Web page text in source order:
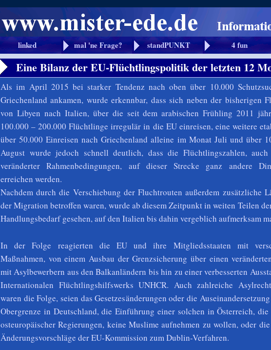
linked mal 'ne Frage? standPUNKT 4 fun
Eine Bilanz der EU-Flüchtlingspolitik der letzten 12
Als im April 2015 bei starker Tendenz nach oben über 10.000
Griechenland ankamen, wurde erkennbar, dass sich neben der bisherigen
von Libyen nach Italien, über die seit dem arabischen Frühling 2011
100.000 – 200.000 Flüchtlinge irregulär in die EU einreisen, eine weitere
über 50.000 Einreisen nach Griechenland alleine im Monat Juli und über
August wurde jedoch schnell deutlich, dass die Flüchtlingszahlen, auch
veränderter Rahmenbedingungen, auf dieser Strecke ganz andere
erreichen werden.
Nachdem durch die Verschiebung der Fluchtrouten außerdem zusätzliche
der Migration betroffen waren, wurde ab diesem Zeitpunkt in weiten Teilen
Handlungsbedarf gesehen, auf den Italien bis dahin vergeblich aufmerksam
In der Folge reagierten die EU und ihre Mitgliedsstaaten mit
Maßnahmen, von einem Ausbau der Grenzsicherung über einen
mit Asylbewerbern aus den Balkanländern bis hin zu einer verbesserten
Internationalen Flüchtlingshilfswerks UNHCR. Auch zahlreiche
waren die Folge, seien das Gesetzesänderungen oder die
Obergrenze in Deutschland, die Einführung einer solchen in Österreich, die
osteuropäischer Regierungen, keine Muslime aufnehmen zu wollen, oder
Änderungsvorschläge der EU-Kommission zum Dublin-Verfahren.